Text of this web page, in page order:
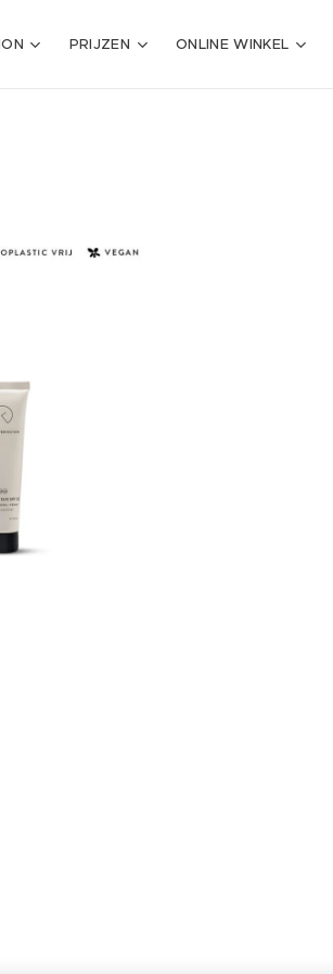
PRIJZEN ONLINE WINKEL